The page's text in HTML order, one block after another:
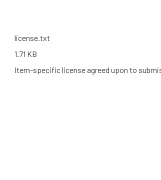
license.txt
1.71 KB
Item-specific license agreed upon to